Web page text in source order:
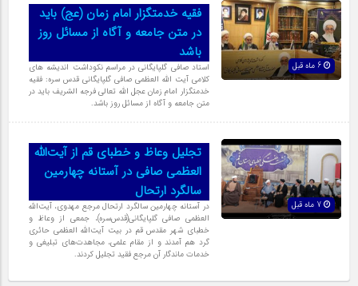
فقیه خدمتگزار امام زمان (عج) باید
در متن جامعه و آگاه از مسائل روز
باشد
استاد صافی گلپایگانی در مراسم نکوداشت اندیشه های
کلامی آیت الله العظمی صافی گلپایگانی قدس سره: فقیه
خدمتگزار امام زمان عجل الله تعالی فرجه الشریف باید در
متن جامعه و آگاه از مسائل روز باشد.
تجلیل وعاظ و خطبای قم از آیت‌الله
العظمی صافی در آستانه چهارمین
سالگرد ارتحال
در آستانه چهارمین سالگرد ارتحال مرجع مهدوی، آیت‌الله
العظمی صافی گلپایگانی(قدس‌سره)، جمعی از وعاظ و
خطبای شهر مقدس قم در بیت آیت‌الله العظمی حائری
گرد هم آمدند و از مقام علمی، مجاهدت‌های تبلیغی و
خدمات ماندگار آن مرجع فقید تجلیل کردند.